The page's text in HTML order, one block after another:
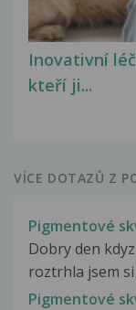
Inovativní
kteří ji...
VÍCE DOTAZŮ Z
Pigmentové
Dobry den
roztrhla jsem
Pigmentové